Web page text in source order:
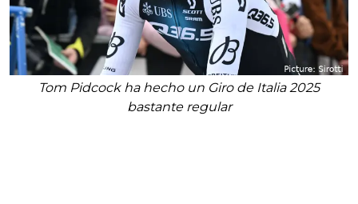
Tom Pidcock ha hecho un Giro de Italia 2025
bastante regular